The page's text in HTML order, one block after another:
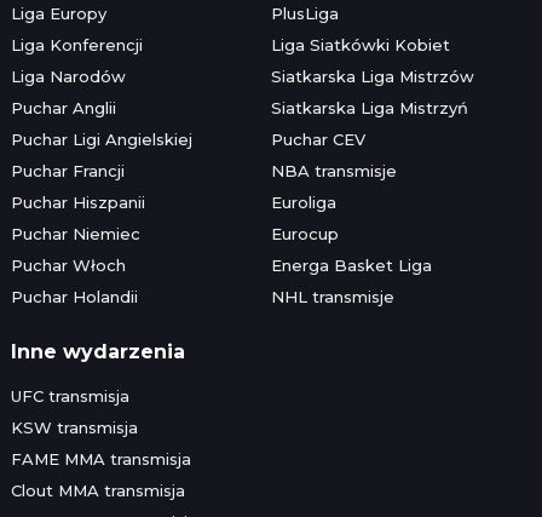
Liga Europy
Liga Konferencji
Liga Narodów
Puchar Anglii
Puchar Ligi Angielskiej
Puchar Francji
Puchar Hiszpanii
Puchar Niemiec
Puchar Włoch
Puchar Holandii
PlusLiga
Liga Siatkówki Kobiet
Siatkarska Liga Mistrzów
Siatkarska Liga Mistrzyń
Puchar CEV
NBA transmisje
Euroliga
Eurocup
Energa Basket Liga
NHL transmisje
Inne wydarzenia
UFC transmisja
KSW transmisja
FAME MMA transmisja
Clout MMA transmisja